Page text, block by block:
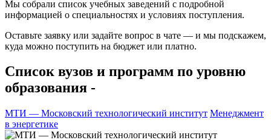
Мы собрали список учебных заведений с подробной
информацией о специальностях и условиях поступления.
Оставьте заявку или задайте вопрос в чате — и мы подскажем,
куда можно поступить на бюджет или платно.
Список вузов и программ по уровню
образования -
МТИ — Московский технологический институт Менеджмент
в энергетике